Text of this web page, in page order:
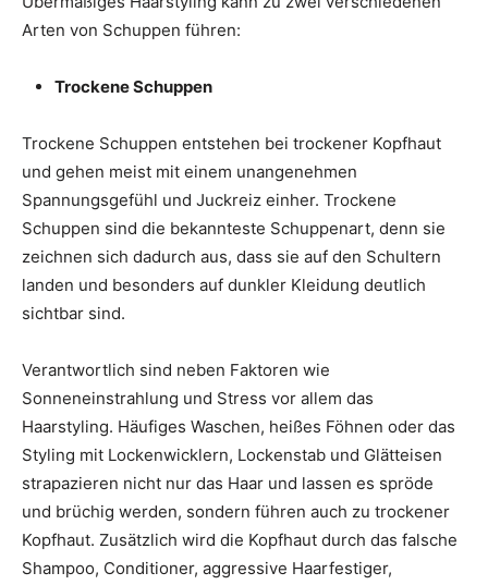
Arten von Schuppen führen:
Trockene Schuppen
Trockene Schuppen entstehen bei trockener Kopfhaut
und gehen meist mit einem unangenehmen
Spannungsgefühl und Juckreiz einher. Trockene
Schuppen sind die bekannteste Schuppenart, denn sie
zeichnen sich dadurch aus, dass sie auf den Schultern
landen und besonders auf dunkler Kleidung deutlich
sichtbar sind.
Verantwortlich sind neben Faktoren wie
Sonneneinstrahlung und Stress vor allem das
Haarstyling. Häufiges Waschen, heißes Föhnen oder das
Styling mit Lockenwicklern, Lockenstab und Glätteisen
strapazieren nicht nur das Haar und lassen es spröde
und brüchig werden, sondern führen auch zu trockener
Kopfhaut. Zusätzlich wird die Kopfhaut durch das falsche
Shampoo, Conditioner, aggressive Haarfestiger,